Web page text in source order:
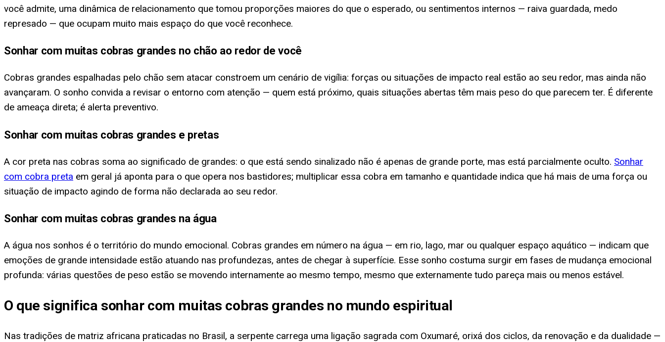
você admite, uma dinâmica de relacionamento que tomou proporções maiores do que o esperado, ou sentimentos internos — raiva guardada, medo
represado — que ocupam muito mais espaço do que você reconhece.
Sonhar com muitas cobras grandes no chão ao redor de você
Cobras grandes espalhadas pelo chão sem atacar constroem um cenário de vigília: forças ou situações de impacto real estão ao seu redor, mas ainda não
avançaram. O sonho convida a revisar o entorno com atenção — quem está próximo, quais situações abertas têm mais peso do que parecem ter. É diferente
de ameaça direta; é alerta preventivo.
Sonhar com muitas cobras grandes e pretas
A cor preta nas cobras soma ao significado de grandes: o que está sendo sinalizado não é apenas de grande porte, mas está parcialmente oculto. Sonhar
com cobra preta em geral já aponta para o que opera nos bastidores; multiplicar essa cobra em tamanho e quantidade indica que há mais de uma força ou
situação de impacto agindo de forma não declarada ao seu redor.
Sonhar com muitas cobras grandes na água
A água nos sonhos é o território do mundo emocional. Cobras grandes em número na água — em rio, lago, mar ou qualquer espaço aquático — indicam que
emoções de grande intensidade estão atuando nas profundezas, antes de chegar à superfície. Esse sonho costuma surgir em fases de mudança emocional
profunda: várias questões de peso estão se movendo internamente ao mesmo tempo, mesmo que externamente tudo pareça mais ou menos estável.
O que significa sonhar com muitas cobras grandes no mundo espiritual
Nas tradições de matriz africana praticadas no Brasil, a serpente carrega uma ligação sagrada com Oxumaré, orixá dos ciclos, da renovação e da dualidade —